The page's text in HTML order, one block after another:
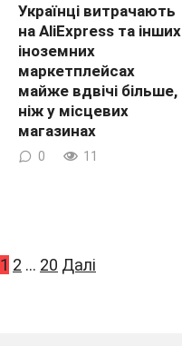
Українці витрачають
на AliExpress та інших
іноземних
маркетплейсах
майже вдвічі більше,
ніж у місцевих
магазинах
0 11
Пагінація
1 2 … 20 Далі